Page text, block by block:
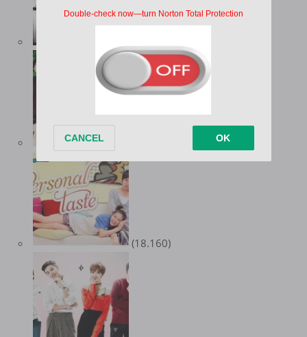
(18.160)